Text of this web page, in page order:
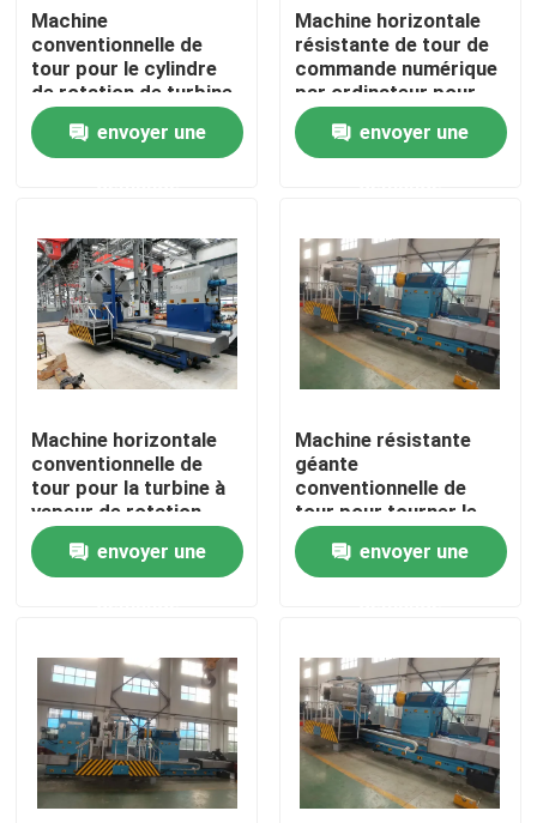
Maison
Au sujet de nous
Visite d'usine
Contrôle de qualité
Contactez-nous
nouvelles
Demandez une citation
Machine de tour en métal
Parement dans la machine de tour
Machine
conventionnelle de
tour pour le cylindre
de rotation de turbine
d'axe d'énergie
éolienneenvoyer une
Machine horizontale
résistante de tour de
commande numérique
par ordinateur pour
l'axe de rotation de
vent
envoyer une
Machine horizontale
conventionnelle de
tour pour la turbine à
vapeur de rotation
envoyer une
Machine résistante
géante
conventionnelle de
tour pour tourner le
cylindre de l'axe 100T
envoyer une